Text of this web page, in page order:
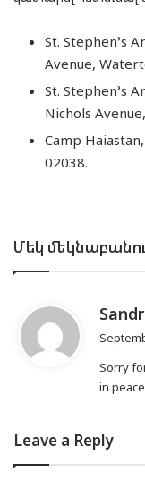
St. Stephen’s
Avenue,
St. Stephen’s
Nichols
Camp
02038.
Մեկ
Sorry
in
Leave a Reply